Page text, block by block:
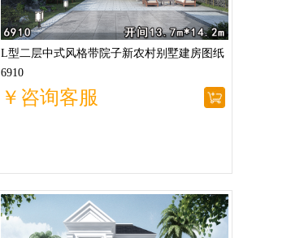
L型二层中式风格带院子新农村别墅建房图纸
6910
￥咨询客服